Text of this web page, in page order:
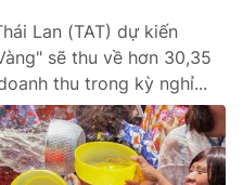
Lan (TAT) dự kiến
sẽ thu về hơn 30,35
thu trong kỳ nghỉ...